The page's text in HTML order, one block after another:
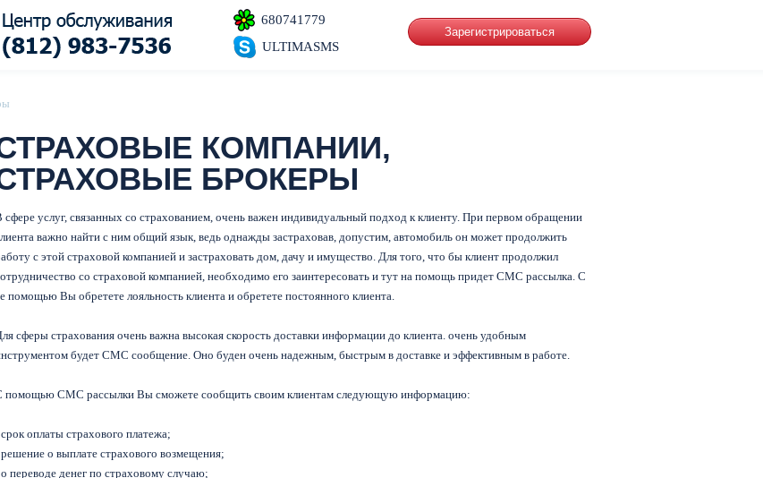
680741779
ULTIMASMS
КОМПАНИИ,
БРОКЕРЫ
сфере услуг, связанных со страхованием, очень важен индивидуальный подход к клиенту. При первом обращении
важно найти с ним общий язык, ведь однажды застраховав, допустим, автомобиль он может продолжить
с этой страховой компанией и застраховать дом, дачу и имущество. Для того, что бы клиент продолжил
со страховой компанией, необходимо его заинтересовать и тут на помощь придет СМС рассылка. С
помощью Вы обретете лояльность клиента и обретете постоянного клиента.
сферы страхования очень важна высокая скорость доставки информации до клиента. очень удобным
будет СМС сообщение. Оно буден очень надежным, быстрым в доставке и эффективным в работе.
помощью СМС рассылки Вы сможете сообщить своим клиентам следующую информацию:
оплаты страхового платежа;
о выплате страхового возмещения;
переводе денег по страховому случаю;